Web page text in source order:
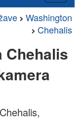
Washington
Chehalis
Chehalis